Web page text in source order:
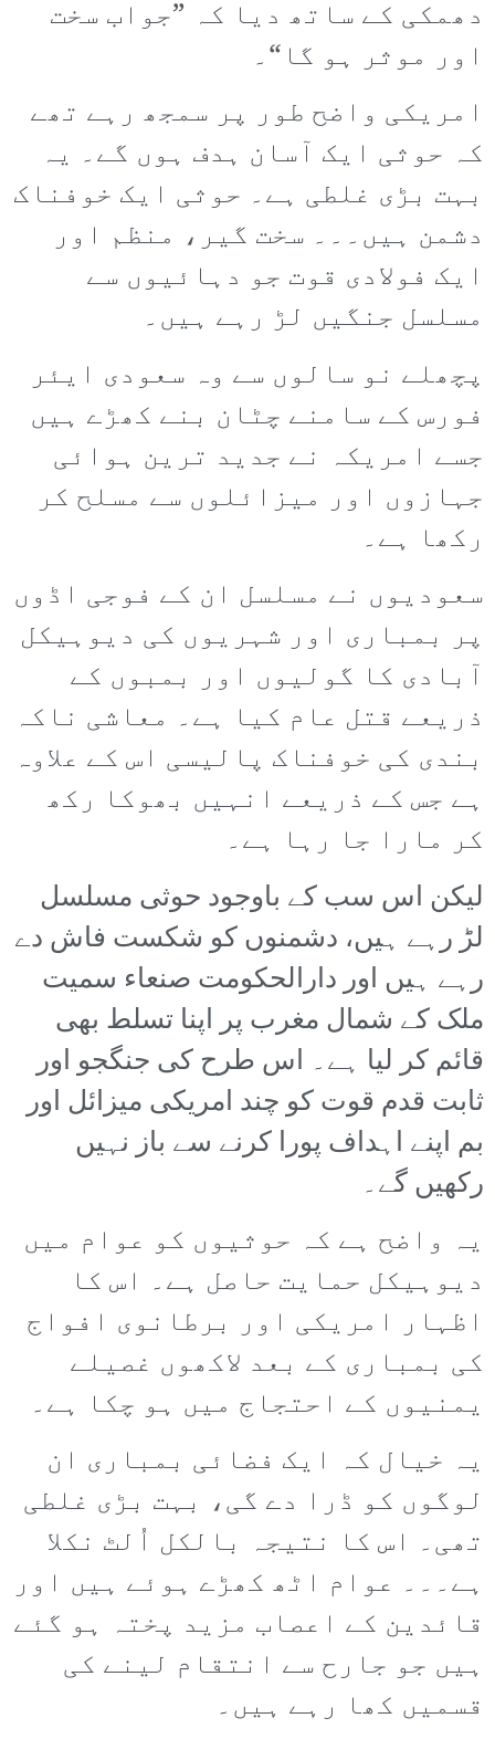
دھمکی کے ساتھ دیا کہ ”جواب سخت
اور موثر ہو گا“۔
امریکی واضح طور پر سمجھ رہے تھے
کہ حوثی ایک آسان ہدف ہوں گے۔ یہ
بہت بڑی غلطی ہے۔ حوثی ایک خوفناک
دشمن ہیں۔۔۔ سخت گیر، منظم اور
ایک فولادی قوت جو دہائیوں سے
مسلسل جنگیں لڑ رہے ہیں۔
پچھلے نو سالوں سے وہ سعودی ایئر
فورس کے سامنے چٹان بنے کھڑے ہیں
جسے امریکہ نے جدید ترین ہوائی
جہازوں اور میزائلوں سے مسلح کر
رکھا ہے۔
سعودیوں نے مسلسل ان کے فوجی اڈوں
پر بمباری اور شہریوں کی دیوہیکل
آبادی کا گولیوں اور بمبوں کے
ذریعے قتل عام کیا ہے۔ معاشی ناکہ
بندی کی خوفناک پالیسی اس کے علاوہ
ہے جس کے ذریعے انہیں بھوکا رکھ
کر مارا جا رہا ہے۔
لیکن اس سب کے باوجود حوثی مسلسل
لڑ رہے ہیں، دشمنوں کو شکست فاش دے
رہے ہیں اور دارالحکومت صنعاء سمیت
ملک کے شمال مغرب پر اپنا تسلط بھی
قائم کر لیا ہے۔ اس طرح کی جنگجو اور
ثابت قدم قوت کو چند امریکی میزائل اور
بم اپنے اہداف پورا کرنے سے باز نہیں
رکھیں گے۔
یہ واضح ہے کہ حوثیوں کو عوام میں
دیوہیکل حمایت حاصل ہے۔ اس کا
اظہار امریکی اور برطانوی افواج
کی بمباری کے بعد لاکھوں غصیلے
یمنیوں کے احتجاج میں ہو چکا ہے۔
یہ خیال کہ ایک فضائی بمباری ان
لوگوں کو ڈرا دے گی، بہت بڑی غلطی
تھی۔ اس کا نتیجہ بالکل اُلٹ نکلا
ہے۔۔۔ عوام اٹھ کھڑے ہوئے ہیں اور
قائدین کے اعصاب مزید پختہ ہو گئے
ہیں جو جارح سے انتقام لینے کی
قسمیں کھا رہے ہیں۔